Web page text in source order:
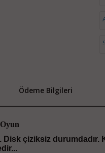
Ödeme Bilgileri
Disk çiziksiz